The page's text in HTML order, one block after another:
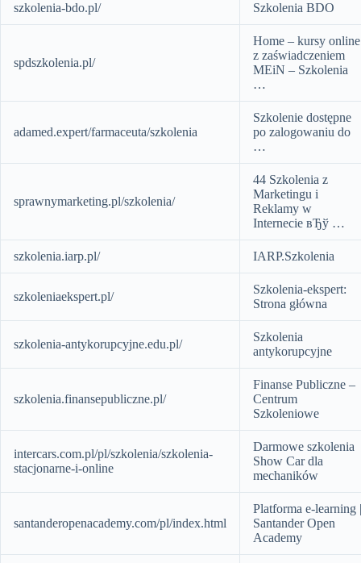
szkolenia-bdo.pl/ Szkolenia BDO
spdszkolenia.pl/
Home – kursy online
z zaświadczeniem
MEiN – Szkolenia
…
adamed.expert/farmaceuta/szkolenia
Szkolenie dostępne
po zalogowaniu do
…
sprawnymarketing.pl/szkolenia/
44 Szkolenia z
Marketingu i
Reklamy w
Internecie вЂў …
szkolenia.iarp.pl/ IARP.Szkolenia
szkoleniaekspert.pl/
Szkolenia-ekspert:
Strona główna
szkolenia-antykorupcyjne.edu.pl/
Szkolenia
antykorupcyjne
szkolenia.finansepubliczne.pl/
Finanse Publiczne –
Centrum
Szkoleniowe
intercars.com.pl/pl/szkolenia/szkolenia-
stacjonarne-i-online
Darmowe szkolenia
Show Car dla
mechaników
santanderopenacademy.com/pl/index.html
Platforma e-learning |
Santander Open
Academy